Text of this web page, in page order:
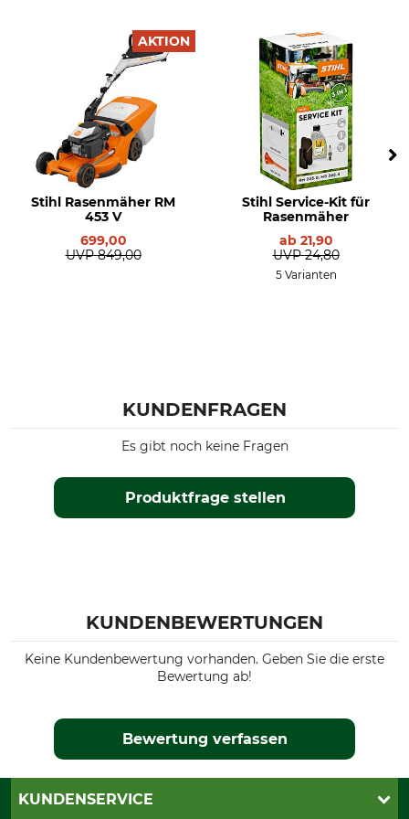
Vibrationswert
Drehzahl
3000 U/min
Herstellung
Made in Austria
Hersteller-Artikel-Nr.
WA40 200 0008
Gewicht
28,8 kg
AKTION
Stihl Rasenmäher RM
453 V
699,00
UVP 849,00
Stihl Service-Kit für
Rasenmäher
ab 21,90
UVP 24,80
5 Varianten
KUNDENFRAGEN
Produktfrage stellen
Es gibt noch keine Fragen
KUNDENBEWERTUNGEN
Keine Kundenbewertung vorhanden. Geben Sie die erste
Bewertung ab!
Bewertung verfassen
KUNDENSERVICE